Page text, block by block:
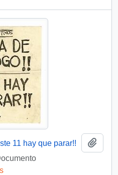
11 hay que parar!!